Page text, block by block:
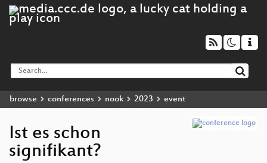
browse conferences nook 2023 event
Ist es schon
signifikant?